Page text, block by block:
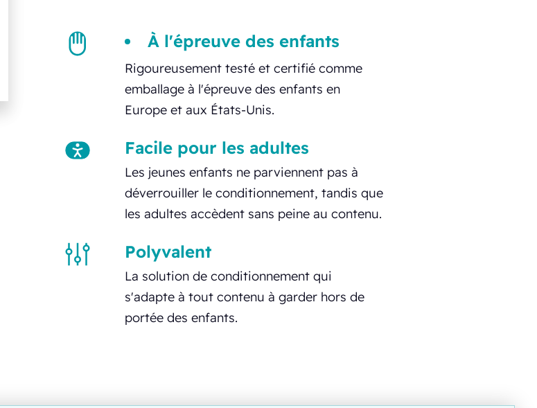
À l'épreuve des enfants
Rigoureusement testé et certifié comme
emballage à l'épreuve des enfants en
Europe et aux États-Unis.
Facile pour les adultes
Les jeunes enfants ne parviennent pas à
déverrouiller le conditionnement, tandis que
les adultes accèdent sans peine au contenu.
Polyvalent
La solution de conditionnement qui
s'adapte à tout contenu à garder hors de
portée des enfants.